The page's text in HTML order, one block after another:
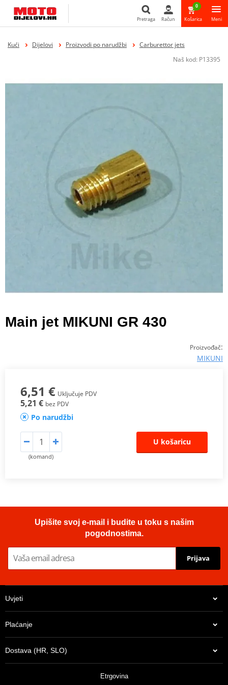
Pretraga
Pretraga Račun
0
Košarica Meni
Kući Dijelovi Proizvodi po narudžbi
Carburettor jets
Naš kod: P13395
Main jet MIKUNI GR 430
Proizvođač:
MIKUNI
6,51 € Uključuje PDV
5,21 € bez PDV
Po narudžbi
(komand)
U košaricu
Upišite svoj e-mail i budite u toku s našim
pogodnostima.
Prijava
Uvjeti
Plaćanje
Dostava (HR, SLO)
Etrgovina